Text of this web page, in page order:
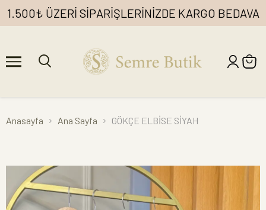
1.500₺ ÜZERİ SİPARİŞLERİNİZDE KARGO BEDAVA
Anasayfa Ana Sayfa GÖKÇE ELBİSE SİYAH